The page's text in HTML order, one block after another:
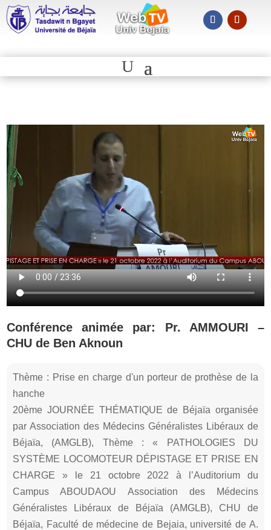
Conférence animée par: Pr. AMMOURI –
CHU de Ben Aknoun
Thème : Prise en charge d'un porteur de prothèse de la
hanche
20ème JOURNÉE THÉMATIQUE de Béjaïa organisée
par Association des Médecins Généralistes Libéraux de
Béjaïa, (AMGLB), Thème : « PATHOLOGIES DU
SYSTÈME LOCOMOTEUR DÉPISTAGE ET PRISE EN
CHARGE » le 21 octobre 2022 à l’Auditorium du
Campus ABOUDAOU Association des Médecins
Généralistes Libéraux de Béjaïa (AMGLB), CHU de
Béjaïa, Faculté de médecine de Bejaia, université de A.